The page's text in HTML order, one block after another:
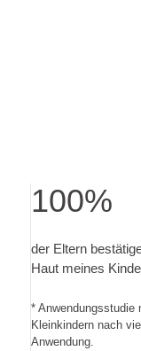
100%
der Eltern
Haut meines
* Anwendungsstudie
Kleinkindern nach
Anwendung.